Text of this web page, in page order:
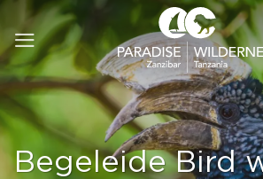
naar
inhoud
Begeleide Bird